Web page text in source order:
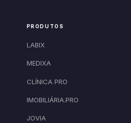
PRODUTOS
LABIX
MEDIXA
CLÍNICA PRO
IMOBILIÁRIA.PRO
JOVIA